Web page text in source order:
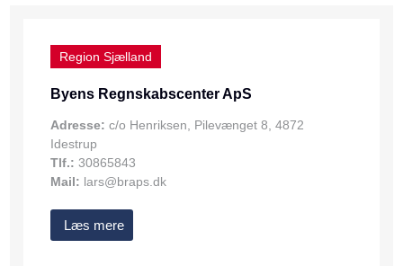
Region Sjælland
Byens Regnskabscenter ApS
Adresse: c/o Henriksen, Pilevænget 8, 4872
Idestrup
Tlf.: 30865843
Mail: lars@braps.dk
Læs mere